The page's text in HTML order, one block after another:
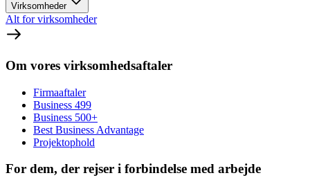
Virksomheder
Alt for virksomheder
Om vores virksomhedsaftaler
Firmaaftaler
Business 499
Business 500+
Best Business Advantage
Projektophold
For dem, der rejser i forbindelse med arbejde